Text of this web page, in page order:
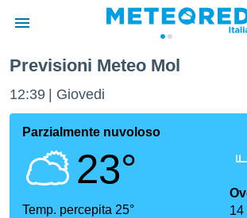
di
per
le
Previsioni Meteo Mol
12:39 Giovedi
Parzialmente nuvoloso
23°
Temp. percepita 25°
14